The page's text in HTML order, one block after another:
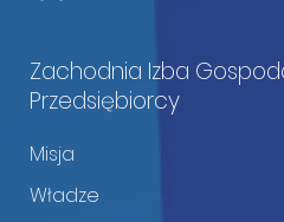
Zachodnia Izba
Przedsiębiorcy
Misja
Władze